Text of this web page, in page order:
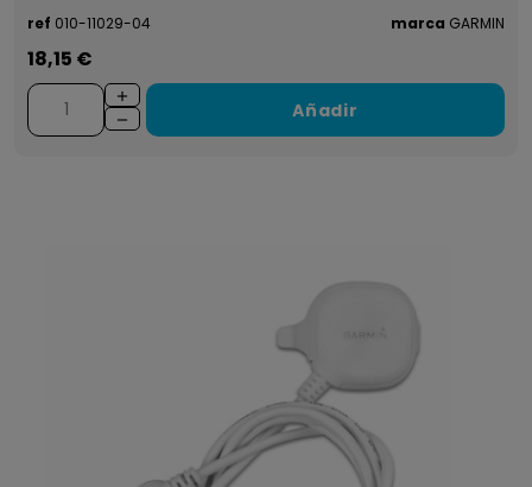
ref 010-11029-04 marca GARMIN
18,15 €
Añadir